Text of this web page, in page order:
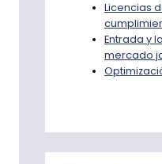
Licencias
Entrada y
mercado